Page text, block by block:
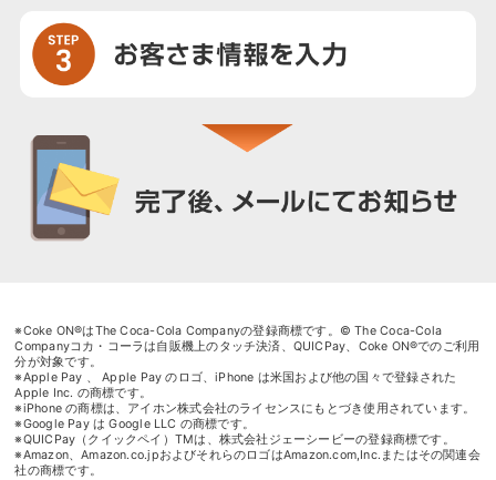
※Coke ON®はThe Coca-Cola Companyの登録商標です。© The Coca-Cola
Companyコカ・コーラは自販機上のタッチ決済、QUICPay、Coke ON®でのご利用
分が対象です。
※Apple Pay 、 Apple Pay のロゴ、iPhone は米国および他の国々で登録された
Apple Inc. の商標です。
※iPhone の商標は、アイホン株式会社のライセンスにもとづき使用されています。
※Google Pay は Google LLC の商標です。
※QUICPay（クイックペイ）TMは、株式会社ジェーシービーの登録商標です。
※Amazon、Amazon.co.jpおよびそれらのロゴはAmazon.com,Inc.またはその関連会
社の商標です。